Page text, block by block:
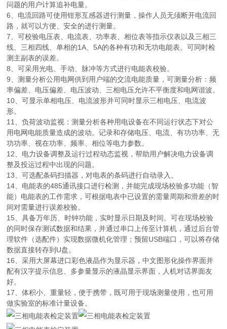
问题的用户计算追补电量。
6、电流回路可使用钳形互感器进行测量，操作人员无须断开电流回
路，就可以方便、安全的进行测量。
7、可校验电压表、电流表、功率表、相位表等指示仪表以及三相三
线、三相四线、单相的1A、5A的各种有功和无功电能表。可同时检
测主副表的误差。
8、可采用光电、手动、脉冲等方式进行电能表校验。
9、测量分析公用电网供到用户端的交流电能质量，可测量分析：频
率偏差、电压偏差、电压波动、三相电压允许不平衡度和电网谐波。
10、可显示单相电压、电流波形并可同时显示三相电压、电流波
形。
11、负荷波动监视：测量分析各种用电设备在不同运行状态下对公
用电网电能质量造成的波动。记录和存储电压、电流、有功功率、无
功功率、视在功率、频率、相位等电力参数。
12、电力设备调整及运行过程动态监视，帮助用户解决电力设备调
整及投运过程中出现的问题。
13、可选配条码扫描器，对电表的条码进行自动录入。
14、电能表的485通讯接口进行检测，并能完成现场校验多功能（智
能）电能表的工作需求，可根据电表中已设置的需量周期和滑差的时
间对需量进行误差校验。
15、具备万年历、时钟功能，实时显示日期及时间。可在现场校验
的同时保存测试数据和结果，并通过串口上传至计算机，通过后台管
理软件（选配件）实现数据微机化管理；预留USB端口，可以将存储
数据直接转存到U盘。
16、采用大屏幕进口彩色液晶作为显示器，中文图形化操作界面并
配有汉字提示信息、多参量显示的液晶显示界面，人机对话界面友
好。
17、体积小、重量轻，便于携带，既可用于现场测量使用，也可用
做实验室的标准计量设备。